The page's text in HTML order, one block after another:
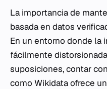
La importancia de
basada en datos
En un entorno donde la
fácilmente
suposiciones, contar
como Wikidata ofrece